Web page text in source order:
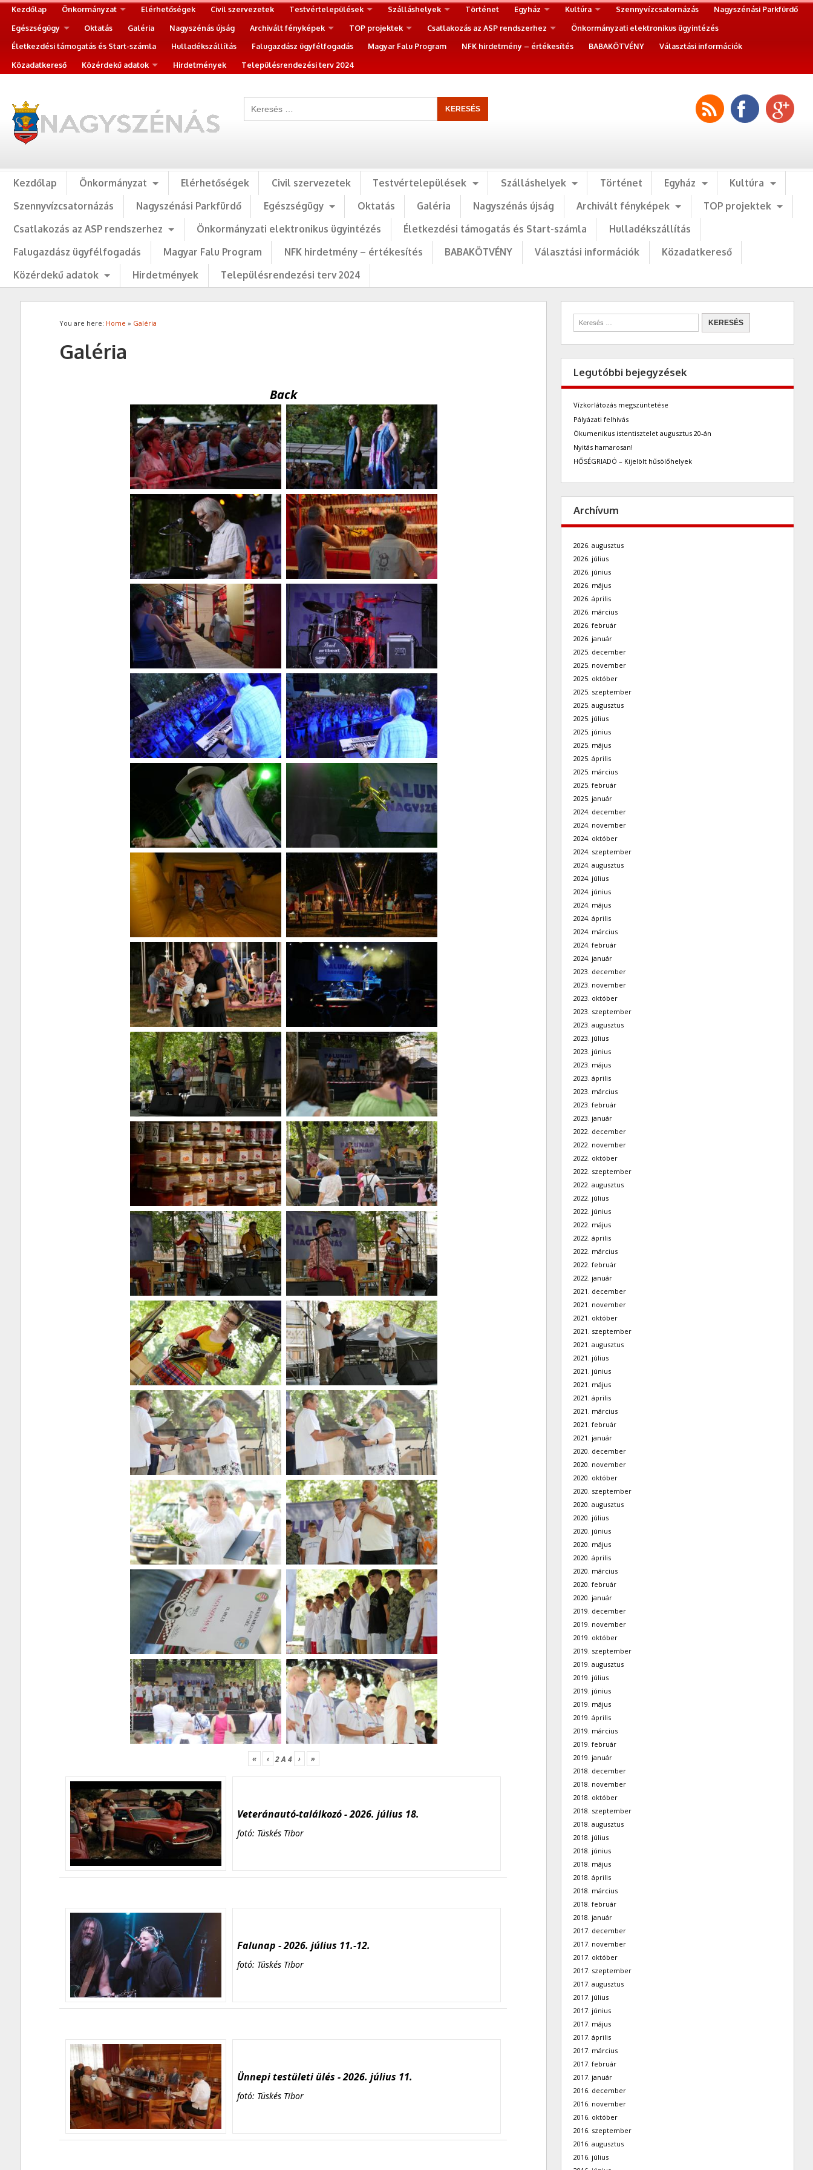
Kezdőlap Önkormányzat Elérhetőségek Civil szervezetek Testvértelepülések Szálláshelyek Történet Egyház Kultúra Szennyvízcsatornázás
Nagyszénási Parkfürdő
Egészségügy
Oktatás Galéria Nagyszénás újság Archivált fényképek TOP projektek Csatlakozás az ASP rendszerhez
Önkormányzati elektronikus ügyintézés
Életkezdési támogatás és Start-számla
Hulladékszállítás Falugazdász ügyfélfogadás Magyar Falu Program NFK hirdetmény – értékesítés BABAKÖTVÉNY
Választási információk
Közadatkereső
Közérdekű adatok Hirdetmények Településrendezési terv 2024
Kezdőlap Önkormányzat Elérhetőségek Civil szervezetek Testvértelepülések Szálláshelyek Történet Egyház
Kultúra
Szennyvízcsatornázás
Nagyszénási Parkfürdő Egészségügy Oktatás Galéria Nagyszénás újság Archivált fényképek
TOP projektek
Csatlakozás az ASP rendszerhez
Önkormányzati elektronikus ügyintézés Életkezdési támogatás és Start-számla
Hulladékszállítás
Falugazdász ügyfélfogadás
Magyar Falu Program NFK hirdetmény – értékesítés BABAKÖTVÉNY Választási információk
Közadatkereső
Közérdekű adatok
Hirdetmények Településrendezési terv 2024
You are here: Home » Galéria
Galéria
Back
« ‹ 2A 4 › »
Veteránautó-találkozó - 2026. július 18.
fotó: Tüskés Tibor
Falunap - 2026. július 11.-12.
fotó: Tüskés Tibor
Ünnepi testületi ülés - 2026. július 11.
fotó: Tüskés Tibor
Legutóbbi bejegyzések
Vízkorlátozás megszüntetése
Pályázati felhívás
Ökumenikus istentisztelet augusztus 20-án
Nyitás hamarosan!
HŐSÉGRIADÓ – Kijelölt hűsölőhelyek
Archívum
2026. augusztus
2026. július
2026. június
2026. május
2026. április
2026. március
2026. február
2026. január
2025. december
2025. november
2025. október
2025. szeptember
2025. augusztus
2025. július
2025. június
2025. május
2025. április
2025. március
2025. február
2025. január
2024. december
2024. november
2024. október
2024. szeptember
2024. augusztus
2024. július
2024. június
2024. május
2024. április
2024. március
2024. február
2024. január
2023. december
2023. november
2023. október
2023. szeptember
2023. augusztus
2023. július
2023. június
2023. május
2023. április
2023. március
2023. február
2023. január
2022. december
2022. november
2022. október
2022. szeptember
2022. augusztus
2022. július
2022. június
2022. május
2022. április
2022. március
2022. február
2022. január
2021. december
2021. november
2021. október
2021. szeptember
2021. augusztus
2021. július
2021. június
2021. május
2021. április
2021. március
2021. február
2021. január
2020. december
2020. november
2020. október
2020. szeptember
2020. augusztus
2020. július
2020. június
2020. május
2020. április
2020. március
2020. február
2020. január
2019. december
2019. november
2019. október
2019. szeptember
2019. augusztus
2019. július
2019. június
2019. május
2019. április
2019. március
2019. február
2019. január
2018. december
2018. november
2018. október
2018. szeptember
2018. augusztus
2018. július
2018. június
2018. május
2018. április
2018. március
2018. február
2018. január
2017. december
2017. november
2017. október
2017. szeptember
2017. augusztus
2017. július
2017. június
2017. május
2017. április
2017. március
2017. február
2017. január
2016. december
2016. november
2016. október
2016. szeptember
2016. augusztus
2016. július